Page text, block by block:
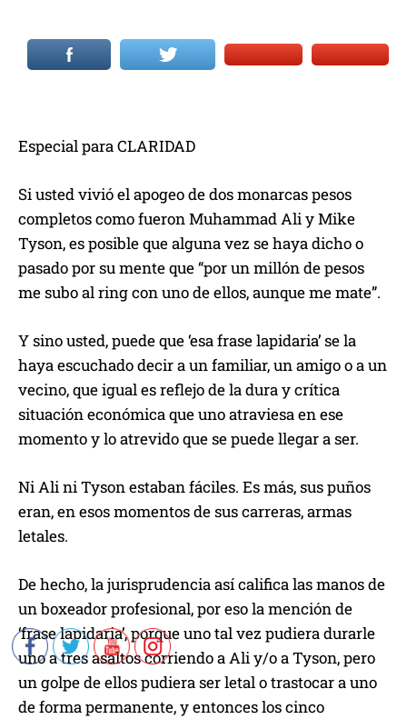
Especial para CLARIDAD
Si usted vivió el apogeo de dos monarcas pesos
completos como fueron Muhammad Ali y Mike
Tyson, es posible que alguna vez se haya dicho o
pasado por su mente que “por un millón de pesos
me subo al ring con uno de ellos, aunque me mate”.
Y sino usted, puede que ‘esa frase lapidaria’ se la
haya escuchado decir a un familiar, un amigo o a un
vecino, que igual es reflejo de la dura y crítica
situación económica que uno atraviesa en ese
momento y lo atrevido que se puede llegar a ser.
Ni Ali ni Tyson estaban fáciles. Es más, sus puños
eran, en esos momentos de sus carreras, armas
letales.
De hecho, la jurisprudencia así califica las manos de
un boxeador profesional, por eso la mención de
‘frase lapidaria’, porque uno tal vez pudiera durarle
uno a tres asaltos corriendo a Ali y/o a Tyson, pero
un golpe de ellos pudiera ser letal o trastocar a uno
de forma permanente, y entonces los cinco